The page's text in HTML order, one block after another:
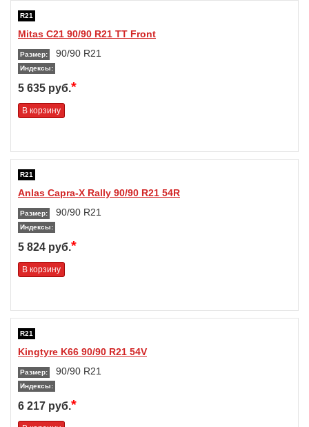
R21
Mitas C21 90/90 R21 TT Front
Размер: 90/90 R21
Индексы:
5 635 руб.*
В корзину
R21
Anlas Capra-X Rally 90/90 R21 54R
Размер: 90/90 R21
Индексы:
5 824 руб.*
В корзину
R21
Kingtyre K66 90/90 R21 54V
Размер: 90/90 R21
Индексы:
6 217 руб.*